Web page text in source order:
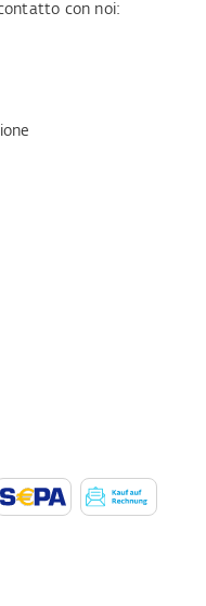
con noi: